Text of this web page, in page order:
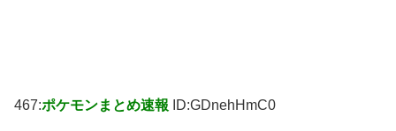
467:ポケモンまとめ速報 ID:GDnehHmC0